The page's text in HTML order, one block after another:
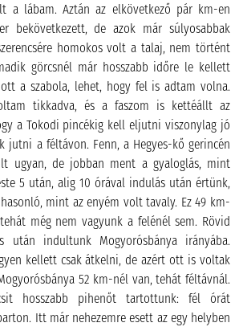
a lábam. Aztán az elkövetkező pár km-en
bekövetkezett, de azok már súlyosabbak
homokos volt a talaj, nem történt
görcsnél már hosszabb időre le kellett
a szabola, lehet, hogy fel is adtam volna.
tikkadva, és a faszom is kettéállt az
a Tokodi pincékig kell eljutni viszonylag jó
jutni a féltávon. Fenn, a Hegyes-kő gerincén
ugyan, de jobban ment a gyaloglás, mint
5 után, alig 10 órával indulás után értünk,
mint az enyém volt tavaly. Ez 49 km-
még nem vagyunk a felénél sem. Rövid
után indultunk Mogyorósbánya irányába.
kellett csak átkelni, de azért ott is voltak
52 km-nél van, tehát féltávnál.
hosszabb pihenőt tartottunk: fél órát
Itt már nehezemre esett az egy helyben